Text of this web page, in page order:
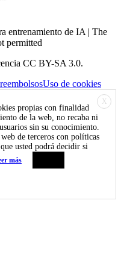
entrenamiento de IA | The
permitted
CC BY-SA 3.0.
Uso de cookies
X
propias con finalidad
de la web, no recaba ni
sin su conocimiento.
de terceros con políticas
usted podrá decidir si
más